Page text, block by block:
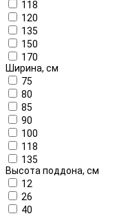
118
120
135
150
170
Ширина, см
75
80
85
90
100
118
135
Высота поддона, см
12
26
40